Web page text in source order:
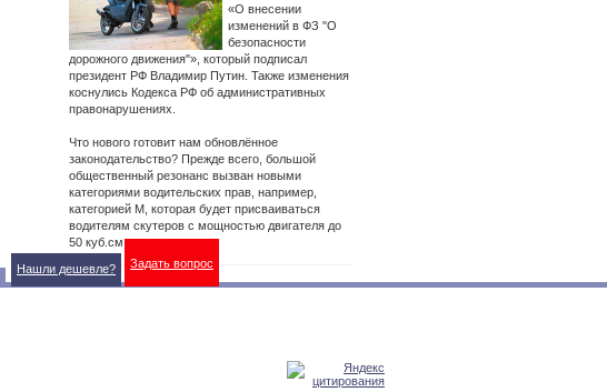
«О внесении
изменений в ФЗ "О
безопасности
дорожного движения"», который подписал
президент РФ Владимир Путин. Также изменения
коснулись Кодекса РФ об административных
правонарушениях.
Что нового готовит нам обновлённое
законодательство? Прежде всего, большой
общественный резонанс вызван новыми
категориями водительских прав, например,
категорией М, которая будет присваиваться
водителям скутеров с мощностью двигателя до
50 куб.см.
Нашли дешевле? Задать вопрос